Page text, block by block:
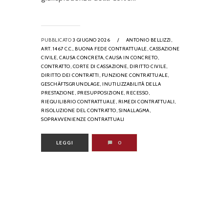
PUBBLICATO 3 GIUGNO 2026 /
ANTONIO BELLIZZI,
ART. 1467 C.C., BUONA FEDE CONTRATTUALE, CASSAZIONE
CIVILE, CAUSA CONCRETA, CAUSA IN CONCRETO,
CONTRATTO, CORTE DI CASSAZIONE, DIRITTO CIVILE,
DIRITTO DEI CONTRATTI, FUNZIONE CONTRATTUALE,
GESCHÄFTSGRUNDLAGE, INUTILIZZABILITÀ DELLA
PRESTAZIONE, PRESUPPOSIZIONE, RECESSO,
RIEQUILIBRIO CONTRATTUALE, RIMEDI CONTRATTUALI,
RISOLUZIONE DEL CONTRATTO, SINALLAGMA,
SOPRAVVENIENZE CONTRATTUALI
LEGGI 0